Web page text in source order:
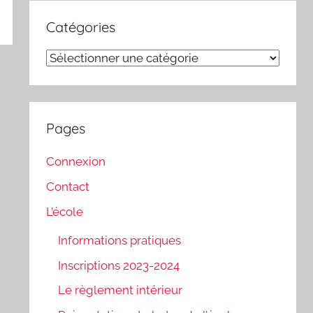
Catégories
Catégories
Pages
Connexion
Contact
L’école
Informations pratiques
Inscriptions 2023-2024
Le règlement intérieur